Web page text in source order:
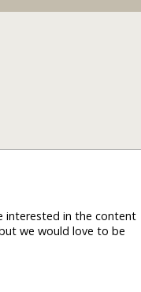
interested in the content
we would love to be